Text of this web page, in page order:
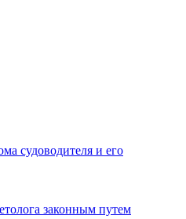
судоводителя и его
законным путем